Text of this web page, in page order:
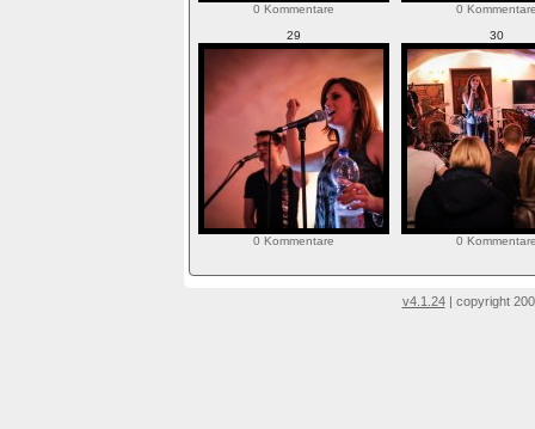
0 Kommentare
0
29
0 Kommentare
30
0
v4.1.24| copyright